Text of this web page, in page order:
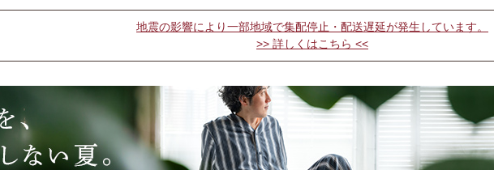
地震の影響により一部地域で集配停止・配送遅延が発生しています。
>> 詳しくはこちら <<